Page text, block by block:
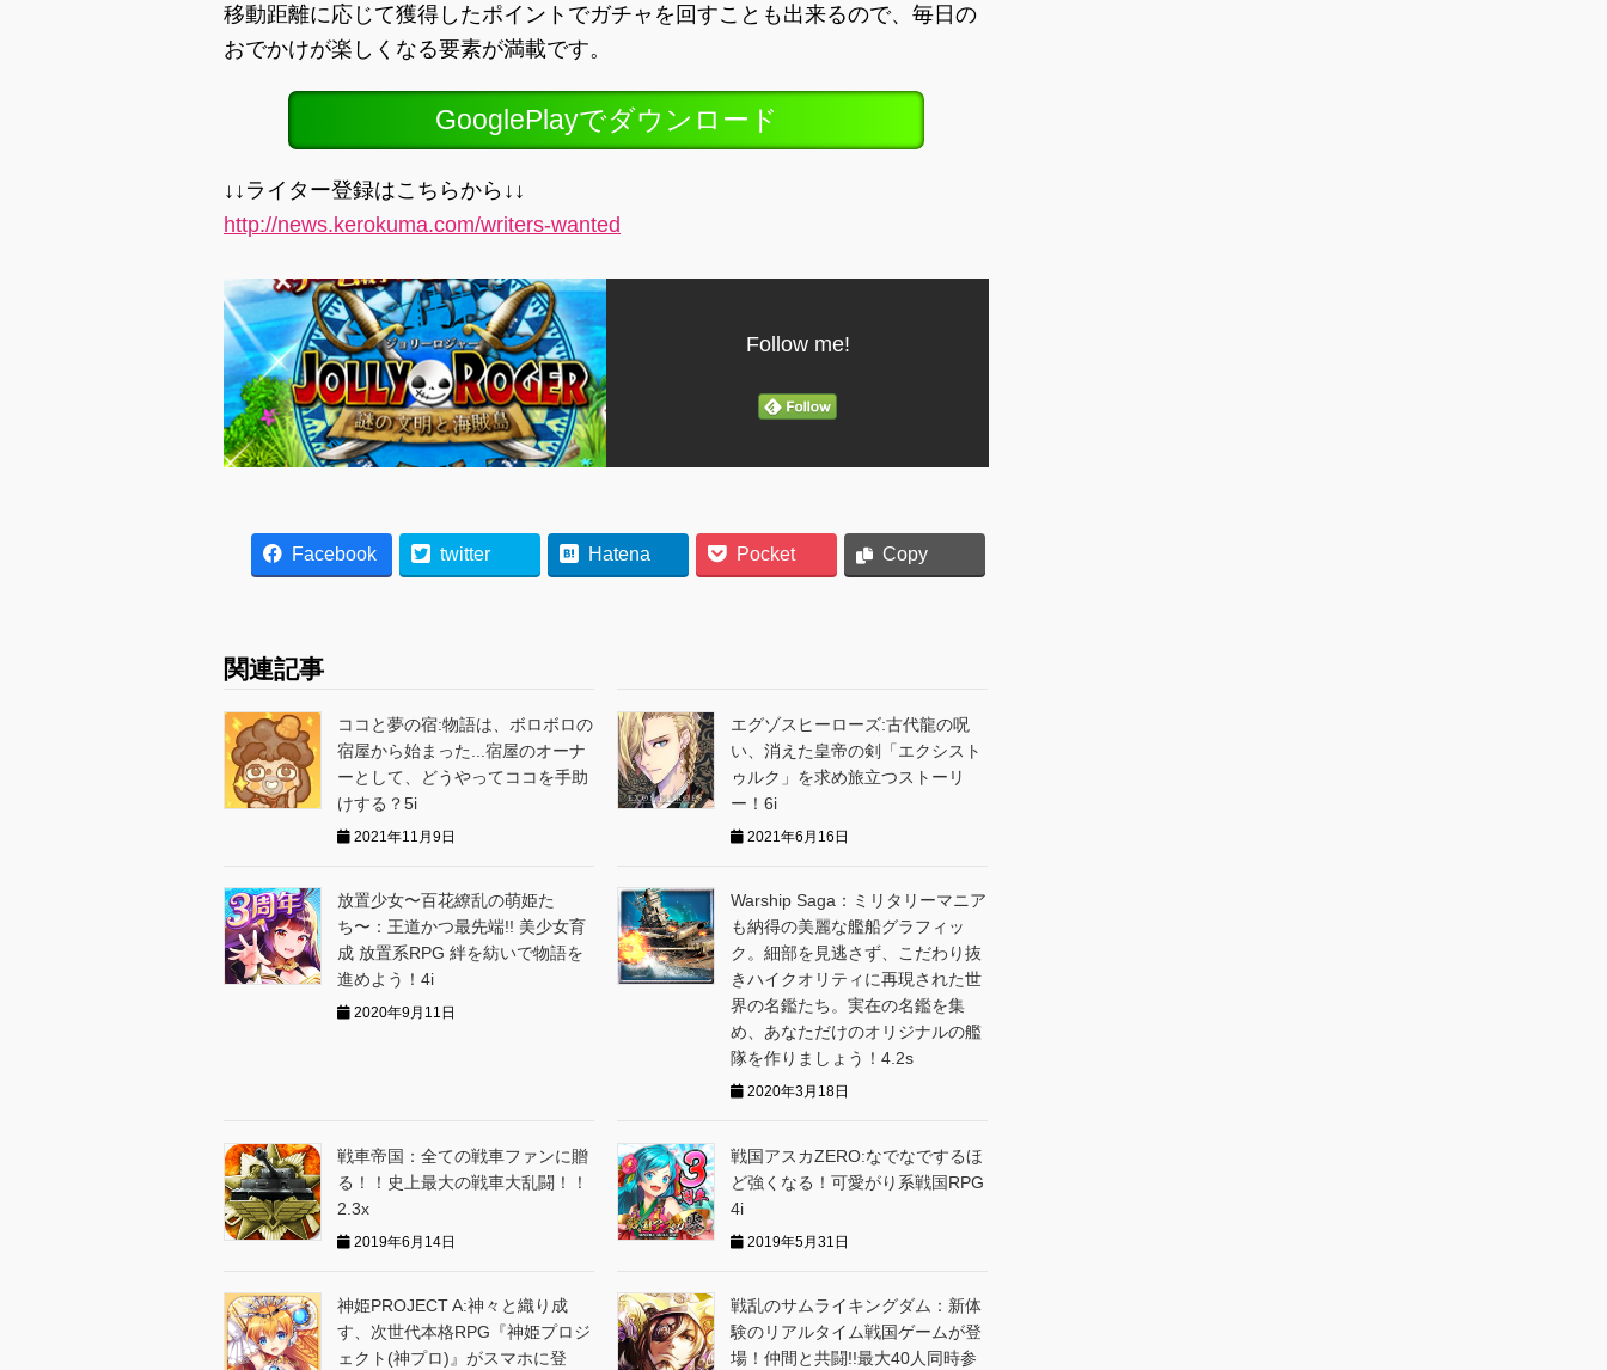
移動距離に応じて獲得したポイントでガチャを回すことも出来るので、毎日の
おでかけが楽しくなる要素が満載です。
GooglePlayでダウンロード
↓↓ライター登録はこちらから↓↓
http://news.kerokuma.com/writers-wanted
Follow me!
Facebook twitter Hatena Pocket Copy
関連記事
ココと夢の宿:物語は、ボロボロの
宿屋から始まった...宿屋のオーナ
ーとして、どうやってココを手助
けする？5i
2021年11月9日
エグゾスヒーローズ:古代龍の呪
い、消えた皇帝の剣「エクシスト
ゥルク」を求め旅立つストーリ
ー！6i
2021年6月16日
放置少女〜百花繚乱の萌姫た
ち〜：王道かつ最先端!! 美少女育
成 放置系RPG 絆を紡いで物語を
進めよう！4i
2020年9月11日
Warship Saga：ミリタリーマニア
も納得の美麗な艦船グラフィッ
ク。細部を見逃さず、こだわり抜
きハイクオリティに再現された世
界の名鑑たち。実在の名鑑を集
め、あなただけのオリジナルの艦
隊を作りましょう！4.2s
2020年3月18日
戦車帝国：全ての戦車ファンに贈
る！！史上最大の戦車大乱闘！！
2.3x
2019年6月14日
戦国アスカZERO:なでなでするほ
ど強くなる！可愛がり系戦国RPG
4i
2019年5月31日
神姫PROJECT A:神々と織り成
す、次世代本格RPG『神姫プロジ
ェクト(神プロ)』がスマホに登
戦乱のサムライキングダム：新体
験のリアルタイム戦国ゲームが登
場！仲間と共闘!!最大40人同時参